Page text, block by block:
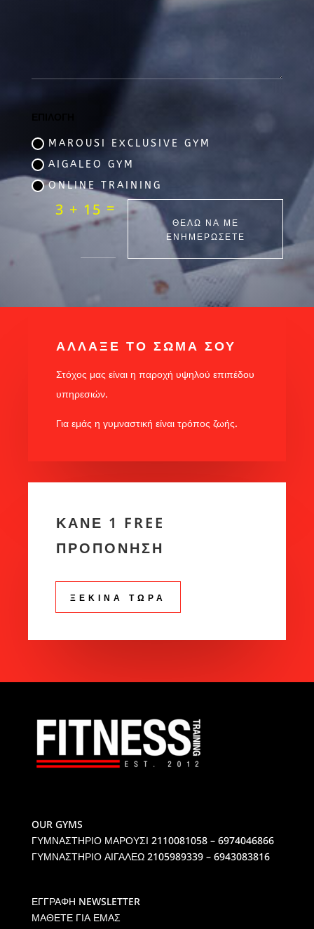
MAROUSI EXCLUSIVE GYM
AIGALEO GYM
ONLINE TRAINING
3 + 15 =
ΘΕΛΩ ΝΑ ΜΕ
ΕΝΗΜΕΡΩΣΕΤΕ
ΑΛΛΑΞΕ ΤΟ ΣΩΜΑ ΣΟΥ
Στόχος μας είναι η παροχή υψηλού επιπέδου
υπηρεσιών.
Για εμάς η γυμναστική είναι τρόπος ζωής.
ΚΑΝΕ 1 FREE
ΠΡΟΠΟΝΗΣΗ
ΞΕΚΙΝΑ ΤΩΡΑ
OUR GYMS
ΓΥΜΝΑΣΤΗΡΙΟ ΜΑΡΟΥΣΙ 2110081058 – 6974046866
ΓΥΜΝΑΣΤΗΡΙΟ ΑΙΓΑΛΕΩ2105989339 – 6943083816
ΕΓΓΡΑΦΗ NEWSLETTER
ΜΑΘΕΤΕ ΓΙΑ ΕΜΑΣ